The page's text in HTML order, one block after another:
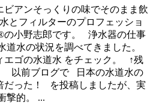
アンそっくりの味でそのまま飲
とフィルターのプロフェッショ
の小野志郎です。 浄水器の仕事
道水の状況を調べてきました。
エゴの水道水 をチェック。 ↑残
以前ブログで 日本の水道水の
だった！ を投稿しましたが、実
撃的。 ...